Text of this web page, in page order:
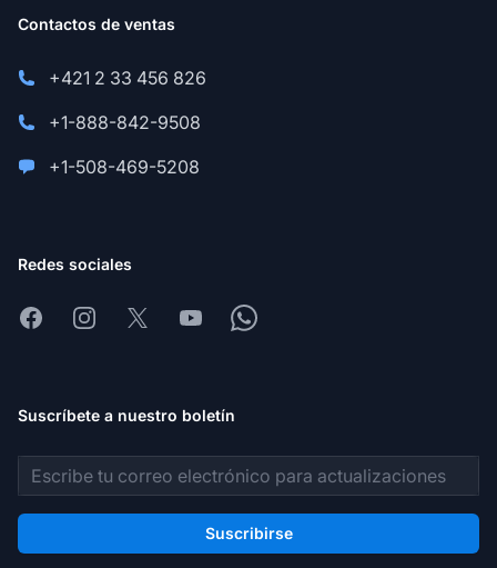
Contactos de ventas
+421 2 33 456 826
+1-888-842-9508
+1-508-469-5208
Redes sociales
FacebookInstagram
X YoutubeWhatsapp
Suscríbete a nuestro boletín
Dirección de correo electrónico
Suscribirse